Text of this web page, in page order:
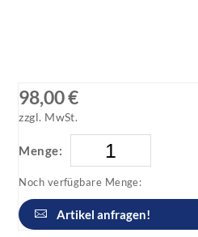
98,00 €
zzgl. MwSt.
Menge:
Noch verfügbare Menge:
Artikel anfragen!